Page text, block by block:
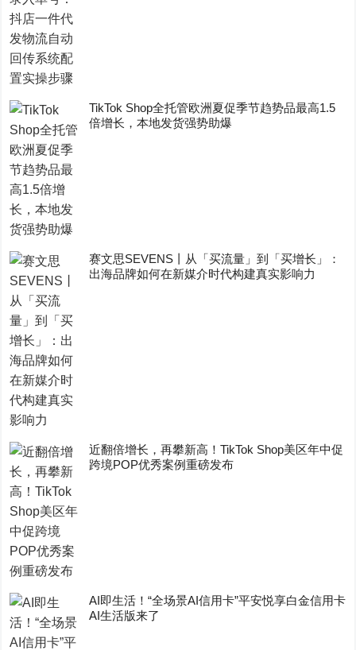
TikTok Shop全托管欧洲夏促季节趋势品最高1.5
倍增长，本地发货强势助爆
赛文思SEVENS丨从「买流量」到「买增长」：
出海品牌如何在新媒介时代构建真实影响力
近翻倍增长，再攀新高！TikTok Shop美区年中促
跨境POP优秀案例重磅发布
AI即生活！“全场景AI信用卡”平安悦享白金信用卡
AI生活版来了